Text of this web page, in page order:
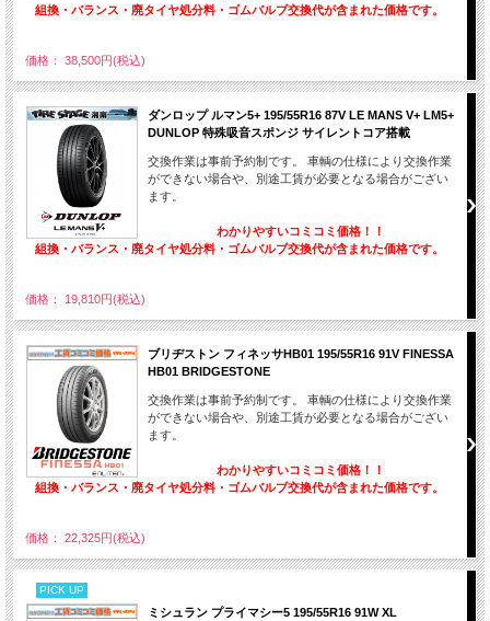
組換・バランス・廃タイヤ処分料・ゴムバルブ交換代が含まれた価格です。
価格： 38,500円(税込)
ダンロップ ルマン5+ 195/55R16 87V LE MANS V+ LM5+
DUNLOP 特殊吸音スポンジ サイレントコア搭載
交換作業は事前予約制です。 車輌の仕様により交換作業
ができない場合や、別途工賃が必要となる場合がござい
ます。
わかりやすいコミコミ価格！！
組換・バランス・廃タイヤ処分料・ゴムバルブ交換代が含まれた価格です。
価格： 19,810円(税込)
ブリヂストン フィネッサHB01 195/55R16 91V FINESSA
HB01 BRIDGESTONE
交換作業は事前予約制です。 車輌の仕様により交換作業
ができない場合や、別途工賃が必要となる場合がござい
ます。
わかりやすいコミコミ価格！！
組換・バランス・廃タイヤ処分料・ゴムバルブ交換代が含まれた価格です。
価格： 22,325円(税込)
PICK UP
ミシュラン プライマシー5 195/55R16 91W XL